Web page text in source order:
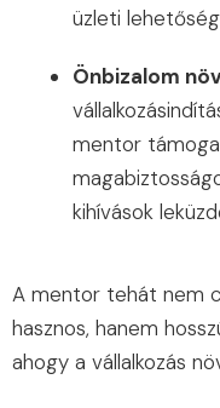
üzleti
Önbizalom
mentor
kihívások
A mentor tehát nem
hasznos, hanem
ahogy a vállalkozás